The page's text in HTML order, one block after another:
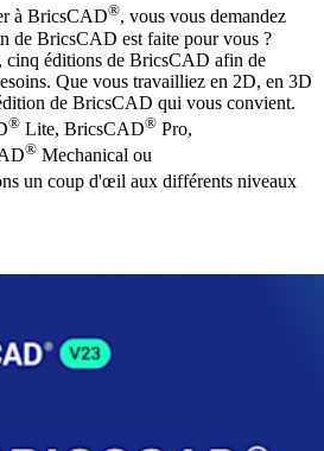
à BricsCAD®, vous vous demandez
de BricsCAD est faite pour vous ?
cinq éditions de BricsCAD afin de
Que vous travailliez en 2D, en 3D
de BricsCAD qui vous convient.
® Lite, BricsCAD® Pro,
® Mechanical ou
un coup d'œil aux différents niveaux